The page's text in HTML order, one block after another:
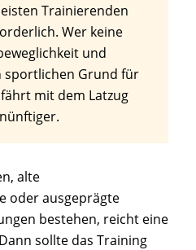
Trainierenden
Wer keine
und
sportlichen Grund für
mit dem Latzug
alte
oder ausgeprägte
bestehen, reicht eine
sollte das Training